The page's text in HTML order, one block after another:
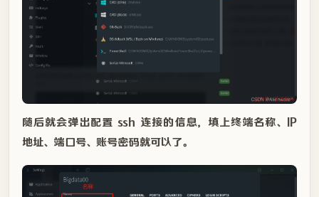
随后就会弹出配置 ssh 连接的信息，填上终端名称、IP
地址、端口号、账号密码就可以了。